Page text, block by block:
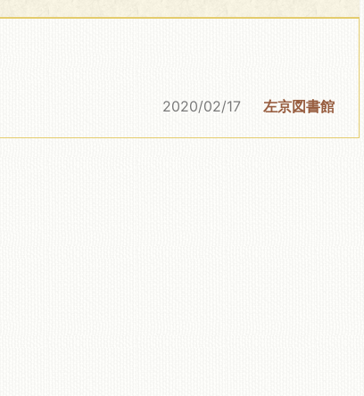
左京図書館 岩倉図書館
こどもみらい館子
2020/02/17 左京図書館